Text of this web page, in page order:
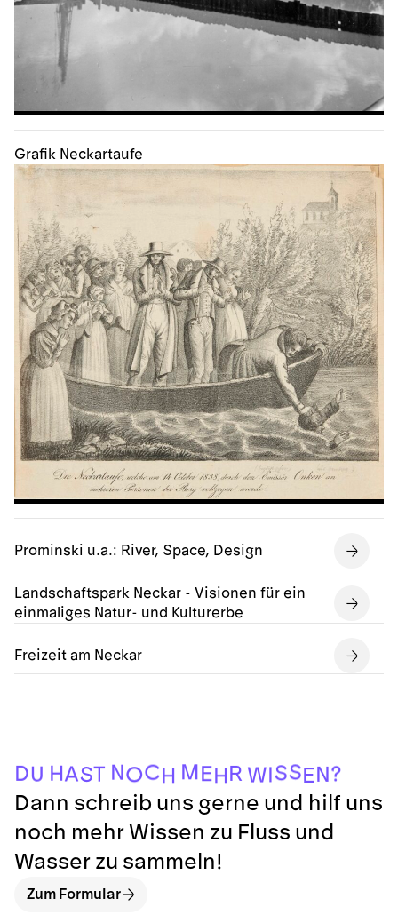
Grafik Neckartaufe
Prominski u.a.: River, Space, Design
Landschaftspark Neckar - Visionen für ein
einmaliges Natur- und Kulturerbe
Freizeit am Neckar
DU HAST NOCH M EH R WISSEN?
Dann schreib uns gerne und hilf uns
noch mehr Wissen zu Fluss und
Wasser zu sammeln!
Zum Formular